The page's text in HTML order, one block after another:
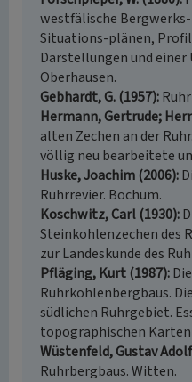
westfälische
Situations-plänen,
Darstellungen und
Oberhausen.
Gebhardt, G. (1957)
Hermann, Gertrude;
alten Zechen an der
völlig neu bearbeitete
Huske, Joachim (2006)
Ruhrrevier. Bochum.
Koschwitz, Carl (1930)
Steinkohlenzechen des
zur Landeskunde des
Pfläging, Kurt (1987)
Ruhrkohlenbergbaus.
südlichen Ruhrgebiet.
topographischen
Wüstenfeld, Gustav
Ruhrbergbaus. Witten.